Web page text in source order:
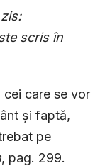
scris în
cei care se vor
și faptă,
pe
, pag. 299.